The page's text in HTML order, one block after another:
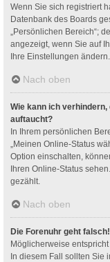
Wenn Sie sich registriert
Datenbank des Boards
„Persönlichen Bereich“;
angezeigt, wenn Sie auf
Ihre Einstellungen ändern.
Nach oben
Wie kann ich
auftaucht?
In Ihrem persönlichen
„Meinen Online-Status
Option einschalten,
Ihren Online-Status
gezählt.
Nach oben
Die Forenuhr geht falsch!
Möglicherweise
In diesem Fall sollten Sie